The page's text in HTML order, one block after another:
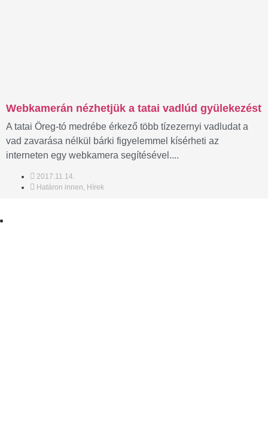
Webkamerán nézhetjük a tatai vadlúd gyülekezést
A tatai Öreg-tó medrébe érkező több tízezernyi vadludat a
vad zavarása nélkül bárki figyelemmel kísérheti az
interneten egy webkamera segítésével....
2017.11.14.
Határon innen, Hírek